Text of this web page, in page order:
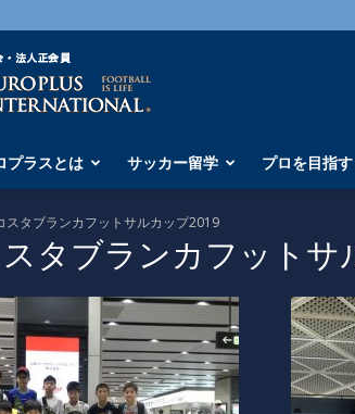
海
外
サ
ー
学
な
ら
ロ
プ
ラ
ス
プラスとは サッカー留学 プロを目指す
スタブランカフットサルカップ2019
タブランカフットサ